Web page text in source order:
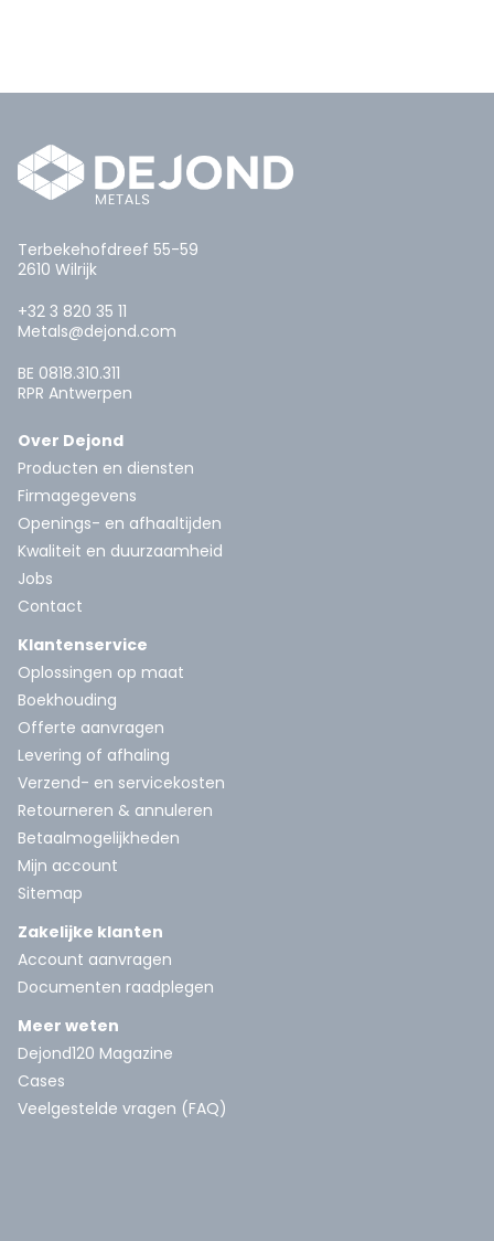
Terbekehofdreef 55-59
2610 Wilrijk
+32 3 820 35 11
Metals@dejond.com
BE 0818.310.311
RPR Antwerpen
Over Dejond
Producten en diensten
Firmagegevens
Openings- en afhaaltijden
Kwaliteit en duurzaamheid
Jobs
Contact
Klantenservice
Oplossingen op maat
Boekhouding
Offerte aanvragen
Levering of afhaling
Verzend- en servicekosten
Retourneren & annuleren
Betaalmogelijkheden
Mijn account
Sitemap
Zakelijke klanten
Account aanvragen
Documenten raadplegen
Meer weten
Dejond120 Magazine
Cases
Veelgestelde vragen (FAQ)